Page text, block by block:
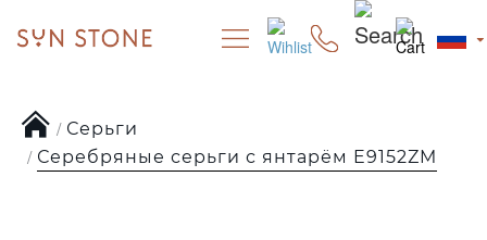
Серьги
Серебряные серьги с янтарём E9152ZM